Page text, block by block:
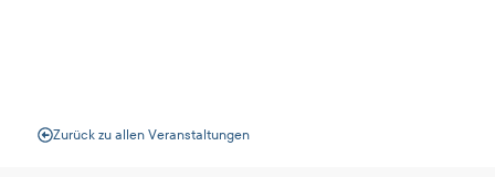
Zurück zu allen Veranstaltungen